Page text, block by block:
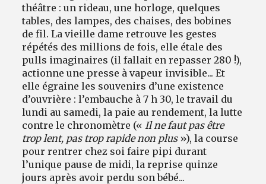
théâtre : un rideau, une horloge, quelques
tables, des lampes, des chaises, des bobines
de fil. La vieille dame retrouve les gestes
répétés des millions de fois, elle étale des
pulls imaginaires (il fallait en repasser 280 !),
actionne une presse à vapeur invisible... Et
elle égraine les souvenirs d’une existence
d’ouvrière : l’embauche à 7 h 30, le travail du
lundi au samedi, la paie au rendement, la lutte
contre le chronomètre (« Il ne faut pas être
trop lent, pas trop rapide non plus»), la course
pour rentrer chez soi faire pipi durant
l’unique pause de midi, la reprise quinze
jours après avoir perdu son bébé...